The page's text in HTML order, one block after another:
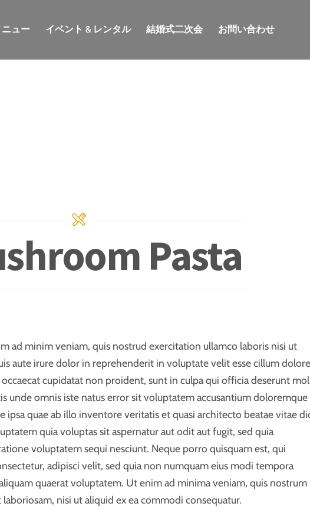
ニュー イベント & レンタル 結婚式二次会 お問い合わせ
Pasta
ad minim veniam, quis nostrud exercitation ullamco laboris nisi ut
aute irure dolor in reprehenderit in voluptate velit esse cillum dolore
cupidatat non proident, sunt in culpa qui officia deserunt
unde omnis iste natus error sit voluptatem accusantium doloremque
ipsa quae ab illo inventore veritatis et quasi architecto beatae vitae
quia voluptas sit aspernatur aut odit aut fugit, sed quia
voluptatem sequi nesciunt. Neque porro quisquam est, qui
adipisci velit, sed quia non numquam eius modi tempora
quaerat voluptatem. Ut enim ad minima veniam, quis nostrum
nisi ut aliquid ex ea commodi consequatur.